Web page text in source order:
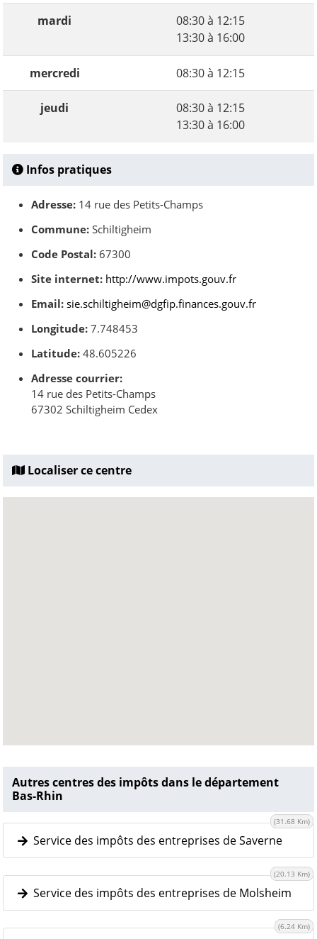
mardi
08:30 à 12:15
13:30 à 16:00
mercredi 08:30 à 12:15
jeudi
08:30 à 12:15
13:30 à 16:00
Infos pratiques
Adresse: 14 rue des Petits-Champs
Commune: Schiltigheim
Code Postal: 67300
Site internet: http://www.impots.gouv.fr
Email: sie.schiltigheim@dgfip.finances.gouv.fr
Longitude: 7.748453
Latitude: 48.605226
Adresse courrier:
14 rue des Petits-Champs
67302 Schiltigheim Cedex
Localiser ce centre
Autres centres des impôts dans le département
Bas-Rhin
Service des impôts des entreprises de Saverne
(31.68 Km)
Service des impôts des entreprises de Molsheim
(20.13 Km)
(6.24 Km)